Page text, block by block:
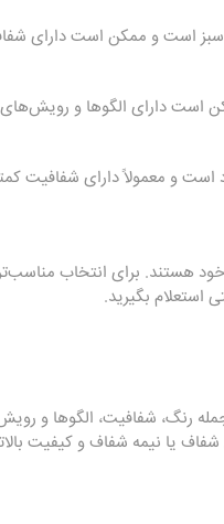
سبز است و ممکن است دارای
است دارای الگوها و
است و معمولاً دارای شفافیت
هستند. برای انتخاب
استعلام بگیرید.
رنگ، شفافیت، الگوها و
یا نیمه شفاف و کیفیت